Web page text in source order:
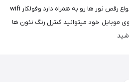
رنگ نئون ها قابل تغییر است و انواع رقص نور ها رو به همراه دارد وفولکار wifi
موبایل خود میتوانید کنترل رنگ نئون ها